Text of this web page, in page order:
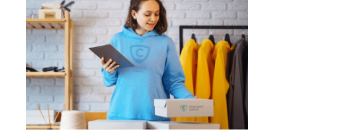
criar
uma
loja
omnicanal
para
a
sua